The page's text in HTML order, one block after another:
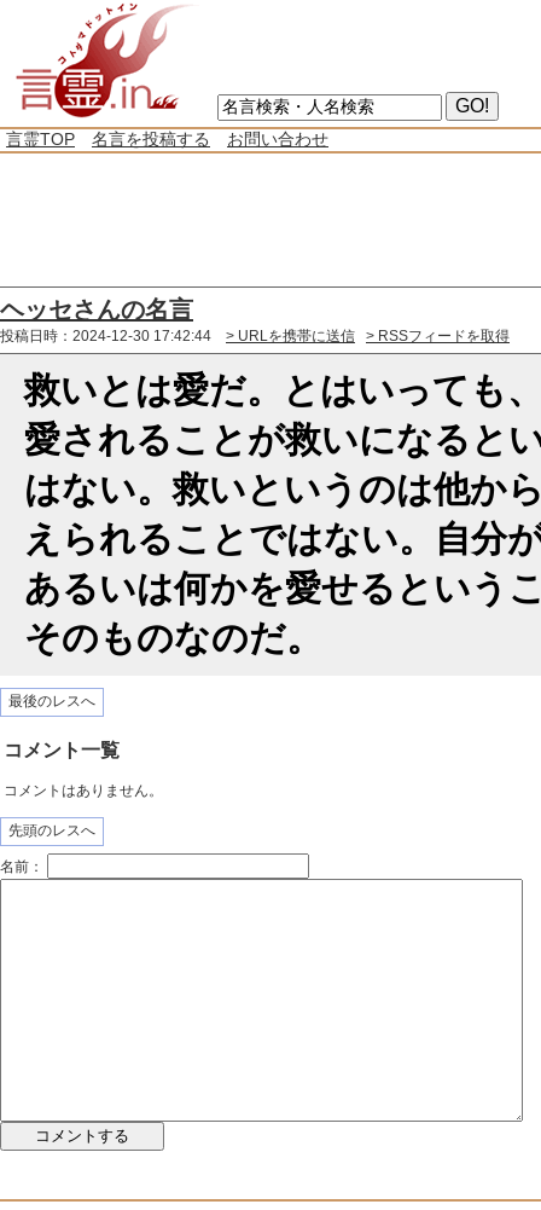
言霊TOP 名言を投稿する お問い合わせ
ヘッセさんの名言
投稿日時：2024-12-30 17:42:44 > URLを携帯に送信 > RSSフィードを取得
救いとは愛だ。とはいっても
愛されることが救いになると
はない。救いというのは他か
えられることではない。自分
あるいは何かを愛せるという
そのものなのだ。
最後のレスへ
コメント一覧
コメントはありません。
先頭のレスへ
名前：